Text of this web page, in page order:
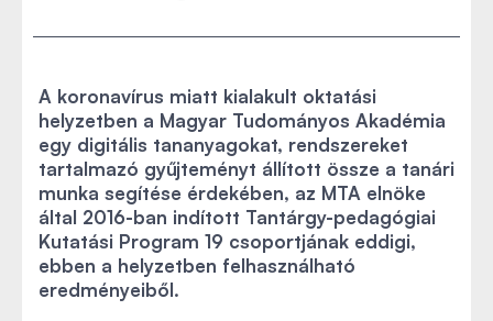
A koronavírus miatt kialakult oktatási
helyzetben a Magyar Tudományos Akadémia
egy digitális tananyagokat, rendszereket
tartalmazó gyűjteményt állított össze a tanári
munka segítése érdekében, az MTA elnöke
által 2016-ban indított Tantárgy-pedagógiai
Kutatási Program 19 csoportjának eddigi,
ebben a helyzetben felhasználható
eredményeiből.